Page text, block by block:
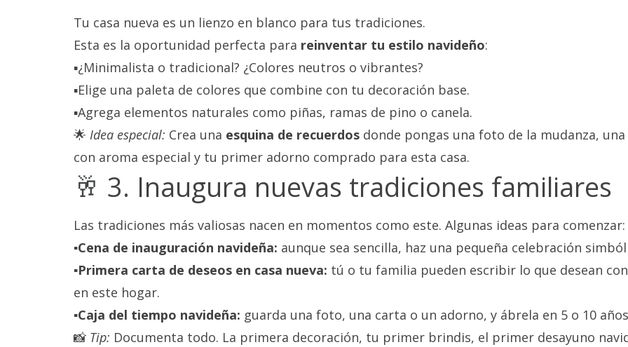
Tu casa nueva es un lienzo en blanco para tus tradiciones.
Esta es la oportunidad perfecta para reinventar tu estilo navideño:
▪️¿Minimalista o tradicional? ¿Colores neutros o vibrantes?
▪️Elige una paleta de colores que combine con tu decoración base.
▪️Agrega elementos naturales como piñas, ramas de pino o canela.
🌟 Idea especial: Crea una esquina de recuerdos donde pongas una foto de la mudanza, una
con aroma especial y tu primer adorno comprado para esta casa.
🥂 3. Inaugura nuevas tradiciones familiares
Las tradiciones más valiosas nacen en momentos como este. Algunas ideas para comenzar:
▪️Cena de inauguración navideña: aunque sea sencilla, haz una pequeña celebración
▪️Primera carta de deseos en casa nueva: tú o tu familia pueden escribir lo que desean
en este hogar.
▪️Caja del tiempo navideña: guarda una foto, una carta o un adorno, y ábrela en 5 o 10
📸 Tip: Documenta todo. La primera decoración, tu primer brindis, el primer desayuno